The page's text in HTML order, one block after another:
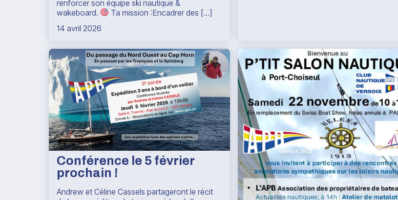
renforcer son équipe ski nautique &
wakeboard.
Ta mission :Encadrer des [...]
14 avril 2026
Conférence le 5 février
prochain !
Andrew et Céline Cassels partageront le récit